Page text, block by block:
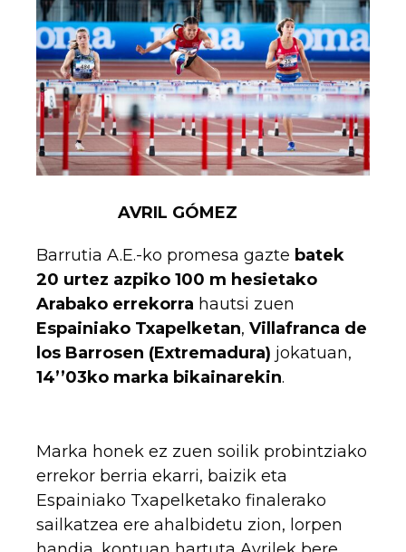
AVRIL GÓMEZ
Barrutia A.E.-ko promesa gazte batek
20 urtez azpiko 100 m hesietako
Arabako errekorra hautsi zuen
Espainiako Txapelketan, Villafranca de
los Barrosen (Extremadura) jokatuan,
14’’03ko marka bikainarekin.
Marka honek ez zuen soilik probintziako
errekor berria ekarri, baizik eta
Espainiako Txapelketako finalerako
sailkatzea ere ahalbidetu zion, lorpen